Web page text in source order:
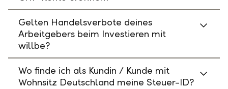
Gelten Handelsverbote deines
Arbeitgebers beim Investieren mit
willbe?
Wo finde ich als Kundin / Kunde mit
Wohnsitz Deutschland meine Steuer-ID?